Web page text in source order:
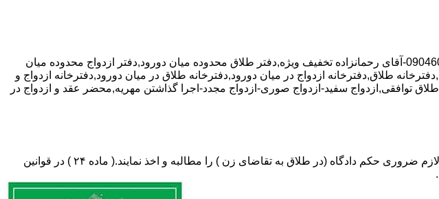
09046081320-آقای رحمانزاده تخفیف ویژه,دفتر طلاق محدوده میان دورود,دفتر ازدواج محدوده میان
طلاق,دفترخانه ازدواج در میان دورود,دفترخانه طلاق در میان دورود,دفترخانه ازدواج و
توافقی,ازدواج سفید-ازدواج صوری-ازدواج مجدد-اجرا گذاشتن مهریه,محضر عقد و ازدواج در
دفتر طلاق،باید در ثبت طلاق گواهی عدم امکان سازش (مخصوص طلاق توافقی و یا طلاق به تقاضای مرد ) و لازم ضروری حکم دادگاه (در طلاق به تقاضای زن ) را مطالبه و اخذ نمایند.( ماده ۲۴ ) در قوانین